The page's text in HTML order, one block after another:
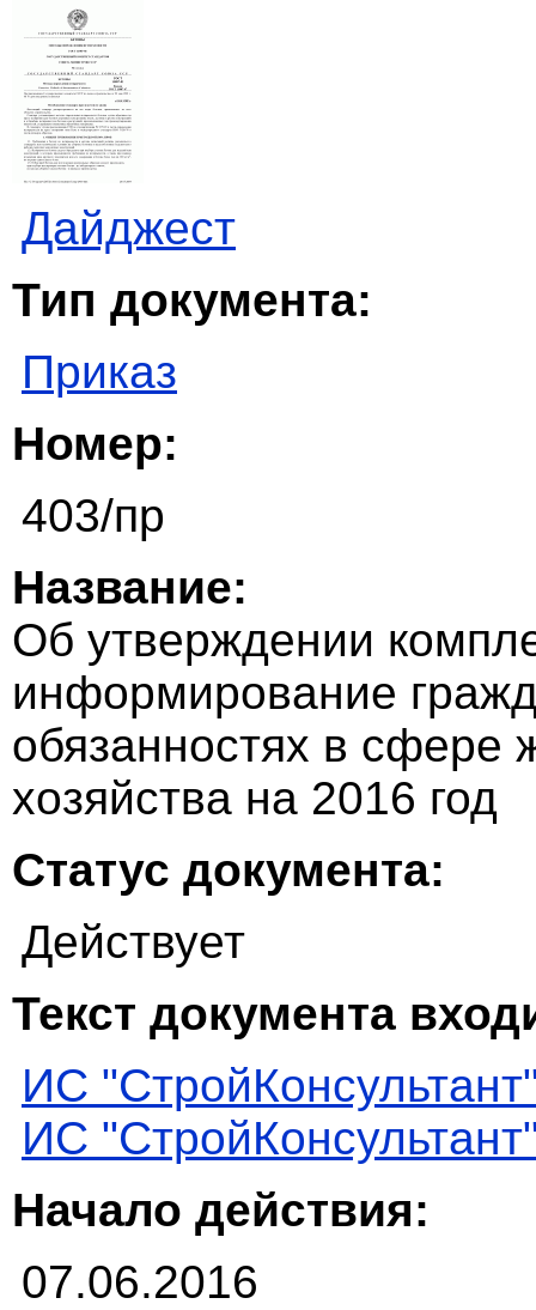
Дайджест
Тип документа:
Приказ
Номер:
403/пр
Название:
Об утверждении
информирование
обязанностях в сфере
хозяйства на 2016 год
Статус документа:
Действует
Текст документа
ИС
ИС
Начало действия:
07.06.2016